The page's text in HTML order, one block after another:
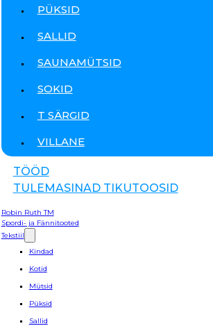
PÜKSID
SALLID
SAUNAMÜTSID
SOKID
T SÄRGID
VILLANE
TÖÖD
TULEMASINAD TIKUTOOSID
Robin Ruth TM
Spordi- ja Fännitooted
Tekstiil
Kindad
Kotid
Mütsid
Püksid
Sallid